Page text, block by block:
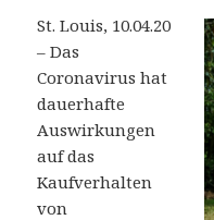
St. Louis, 10.04.20
– Das
Coronavirus hat
dauerhafte
Auswirkungen
auf das
Kaufverhalten
von